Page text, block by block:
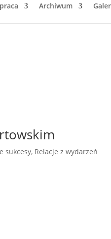
Archiwum
sukcesy, Relacje z wydarzeń